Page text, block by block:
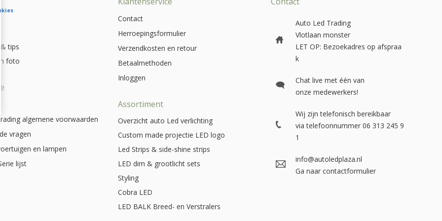
tips
foto
algemene voorwaarden
vragen
en lampen
lijst
Contact
Herroepingsformulier
Verzendkosten en retour
Betaalmethoden
Inloggen
Assortiment
Overzicht auto Led verlichting
Custom made projectie LED logo
Led Strips & side-shine strips
LED dim & grootlicht sets
Styling
Cobra LED
LED BALK Breed- en Verstralers
Auto Led Trading
Vlotlaan monster
LET OP: Bezoekadres op afspraa
k
Chat live met één van
onze medewerkers!
Wij zijn telefonisch bereikbaar
via telefoonnummer 06 313 245 9
1
info@autoledplaza.nl
Ga naar contactformulier